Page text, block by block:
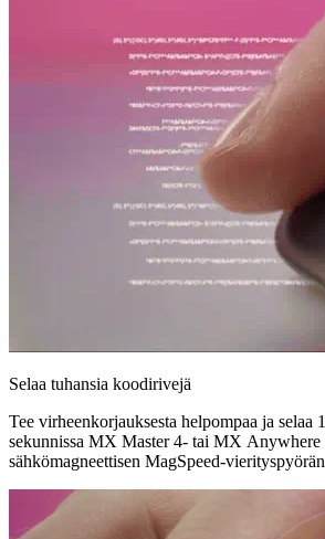
Selaa tuhansia koodirivejä
Tee virheenkorjauksesta helpompaa ja selaa
sekunnissa MX Master 4- tai MX Anywhere
sähkömagneettisen MagSpeed-